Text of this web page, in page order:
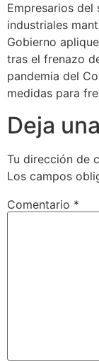
Empresarios
industriales
Gobierno
tras el frenazo
pandemia del
medidas para
Deja
Tu dirección de
Los campos
Comentario *